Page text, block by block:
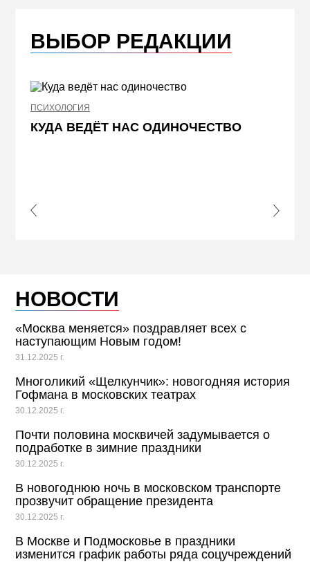
ВЫБОР РЕДАКЦИИ
ПСИХОЛОГИЯ
КУДА ВЕДЁТ НАС ОДИНОЧЕСТВО
Slide
Next
НОВОСТИ
«Москва меняется» поздравляет всех с
наступающим Новым годом!
31.12.2025 г.
Многоликий «Щелкунчик»: новогодняя история
Гофмана в московских театрах
30.12.2025 г.
Почти половина москвичей задумывается о
подработке в зимние праздники
30.12.2025 г.
В новогоднюю ночь в московском транспорте
прозвучит обращение президента
30.12.2025 г.
В Москве и Подмосковье в праздники
изменится график работы ряда соцучреждений